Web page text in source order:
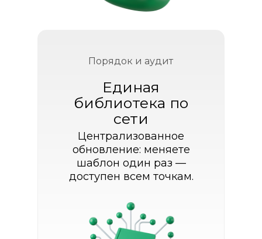
Меньше ручной работы
Единая
библиотека по
сети
Централизованное
обновление: меняете
шаблон один раз —
доступен всем точкам.
Порядок и аудит